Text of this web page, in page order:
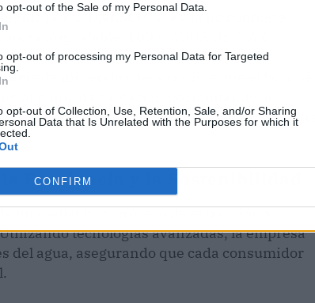
opt-out of the Sale of my Personal Data.
opt-out of processing my Personal Data for Targeted
opt-out of Collection, Use, Retention, Sale, and/or Sharing
Data that Is Unrelated with the Purposes for which it
CONFIRM
por laUNESCO, el agua no contiene
inigualable, 100% AGUA DE MAR.
de minerales hace posible que el bosque
al punto de captación posibilitando la
general, proporcionando una fuente natural
Excelencia y la Sostenibilidad
un meticuloso proceso de extracción y
tecnologías avanzadas, la empresa
del agua, asegurando que cada consumidor